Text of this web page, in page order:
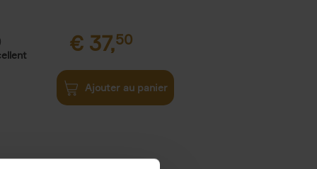
€ 37,50
Ajouter au panier